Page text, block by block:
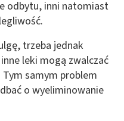
odbytu, inni natomiast
trzeba jednak
leki mogą zwalczać
Tym samym problem
o wyeliminowanie